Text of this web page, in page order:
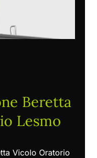
Beretta
Lesmo
Vicolo Oratorio